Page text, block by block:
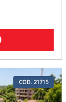
COD. 21715